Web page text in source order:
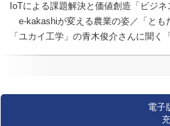
IoTによる課題解決と価値創造「ビジネ
e-kakashiが変える農業の姿／「とも
「ユカイ工学」の青木俊介さんに聞く
電子